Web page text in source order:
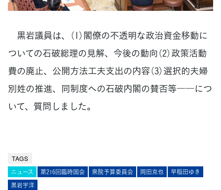
黒岩議員は、（1）閣僚の不透明な政治資金移動に
ついての石破総理の見解、今後の動向（2）政策活動
費の廃止、公開方法工夫支出の内容（3）選択的夫婦
別姓の推進、同制度への石破内閣の賛否等――につ
いて、質問しました。
TAGS
ニュース 第216回臨時国会 衆院予算委員会 岡田克也
早稲田ゆき
黒岩宇洋